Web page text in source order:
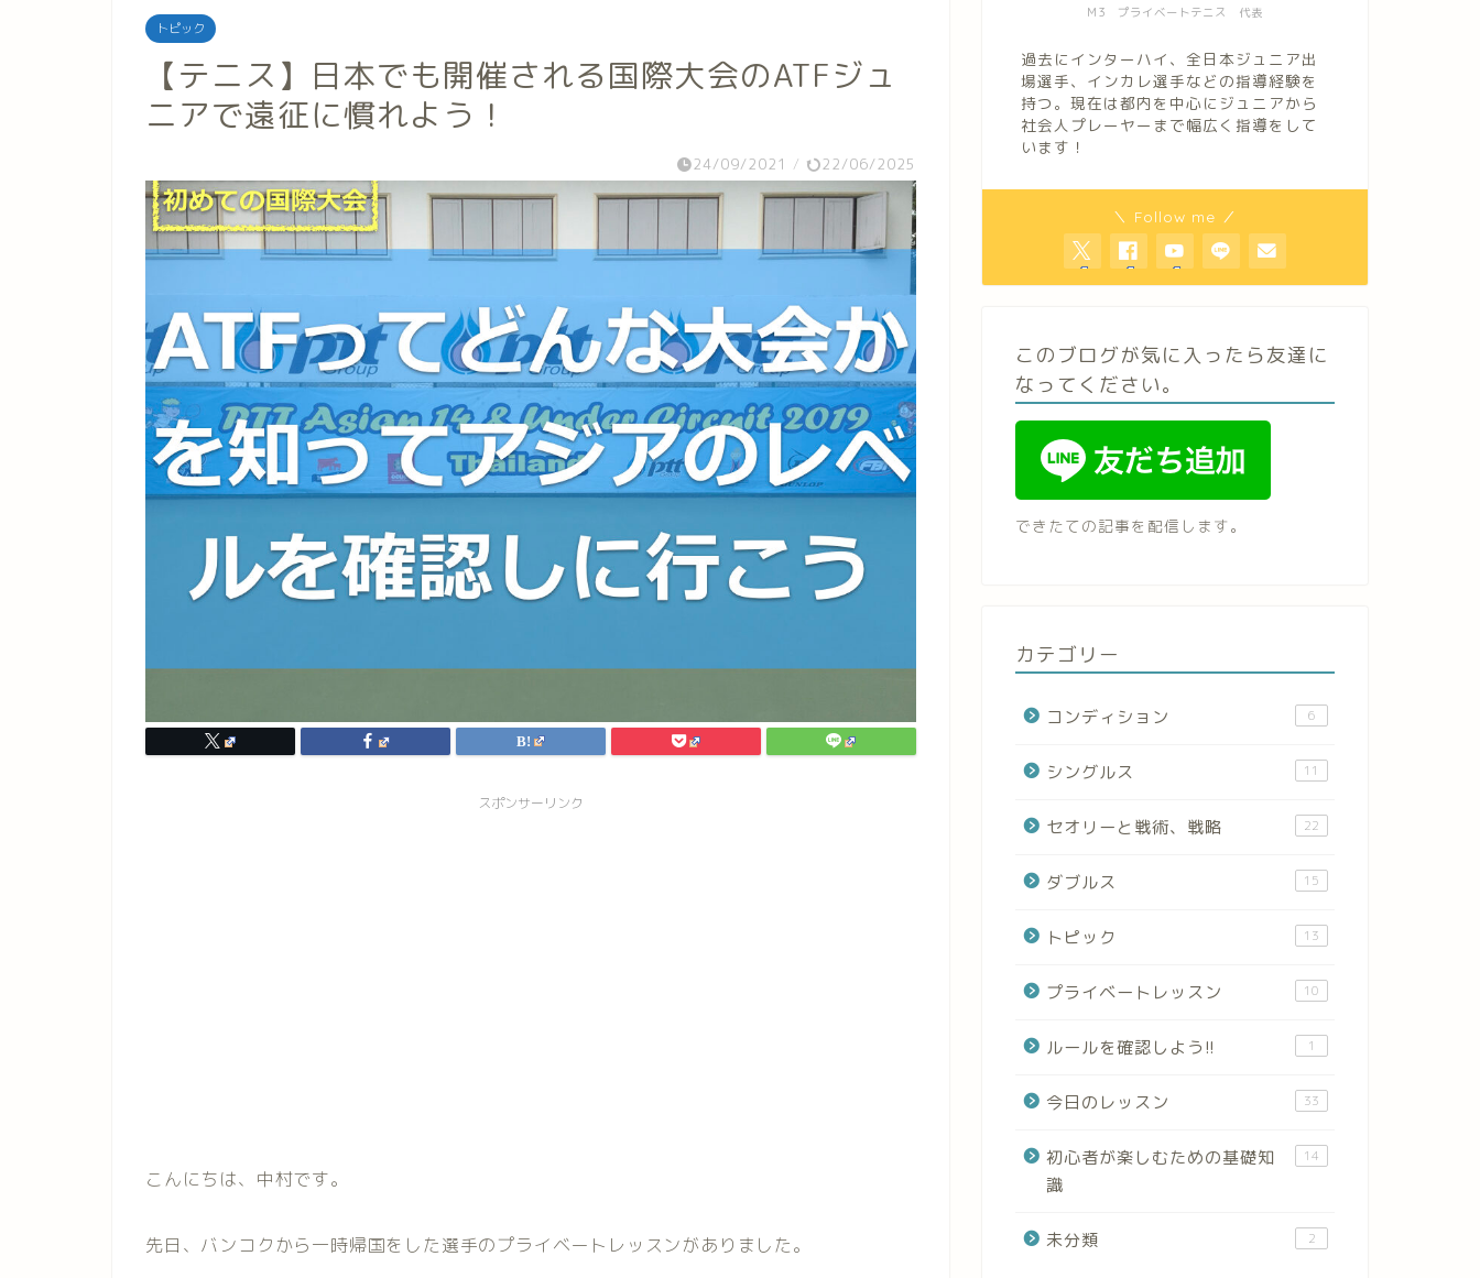
トピック
【テニス】日本でも開催される国際大会のATFジュ
ニアで遠征に慣れよう！
24/09/2021 / 22/06/2025
スポンサーリンク
こんにちは、中村です。
先日、バンコクから一時帰国をした選手のプライベートレッスンがありました。
M3 プライベートテニス 代表
過去にインターハイ、全日本ジュニア出
場選手、インカレ選手などの指導経験を
持つ。現在は都内を中心にジュニアから
社会人プレーヤーまで幅広く指導をして
います！
＼ Follow me ／
このブログが気に入ったら友達に
なってください。
できたての記事を配信します。
カテゴリー
コンディション 6
シングルス 11
セオリーと戦術、戦略 22
ダブルス 15
トピック 13
プライベートレッスン 10
ルールを確認しよう!! 1
今日のレッスン 33
初心者が楽しむための基礎知
識
14
未分類 2